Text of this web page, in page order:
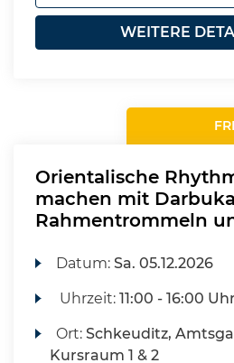
WEITERE
Orientalische
machen mit
Rahmentrommeln
Datum:Sa. 05.12.2026
Uhrzeit:11:00 - 16:00 Uhr
Ort:Schkeuditz,
Kursraum 1 & 2